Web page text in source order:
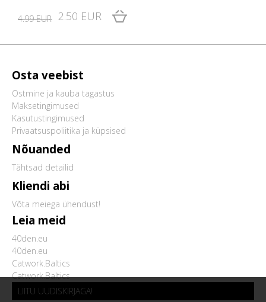
4.99 EUR 2.50 EUR
Osta veebist
Ostmine ja kauba tagastus
Maksetingimused
Kasutustingimused
Privaatsuspoliitika ja küpsised
Nõuanded
Tähtsad detailid
Kliendi abi
Võta meiega ühendust!
Leia meid
40den.eu
40den.eu
Catwork.Baltics
Catwork.Baltics
LIITU UUDISKIRJAGA!